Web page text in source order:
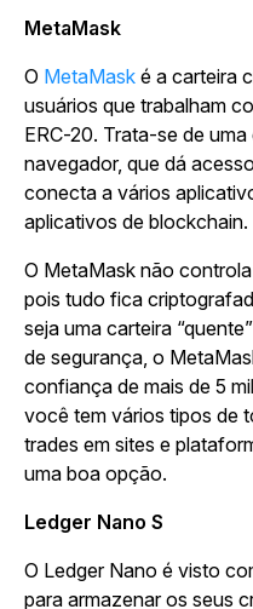
MetaMask
O MetaMask é a carteira
usuários que trabalham
ERC-20. Trata-se de
navegador, que dá
conecta a vários
aplicativos de blockchain.
O MetaMask não
pois tudo fica
seja uma carteira
de segurança, o
confiança de mais de 5
você tem vários tipos de
trades em sites e
uma boa opção.
Ledger Nano S
O Ledger Nano é visto
para armazenar os seus